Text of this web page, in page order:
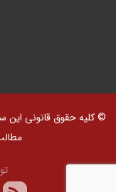
© کلیه حقوق قانونی این